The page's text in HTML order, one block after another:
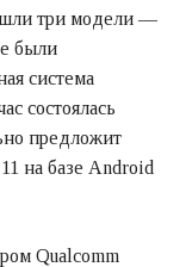
три модели —
были
система
состоялась
предложит
на базе Android
Qualcomm